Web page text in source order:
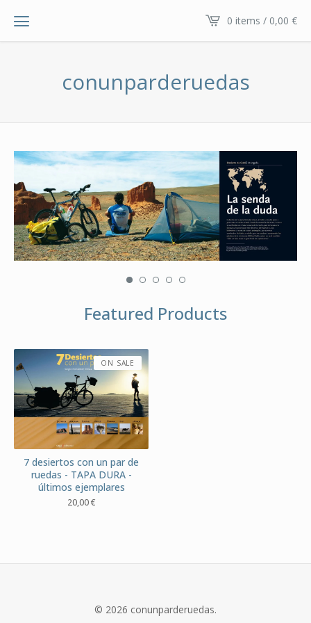
0 items / 0,00 €
conunparderuedas
Featured Products
7 desiertos con un par de
ruedas - TAPA DURA -
últimos ejemplares
20,00€
ON SALE
© 2026 conunparderuedas.